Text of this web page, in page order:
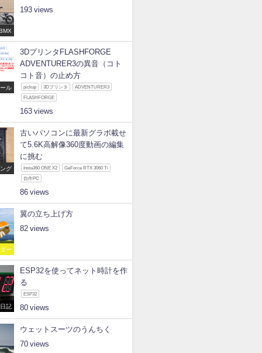
193
ル
3DプリンタFLASHFORGE
ADVENTURER3の異音（コト
コト音）の止め方
pickup 3Dプリンタ ADVENTURER3
FLASHFORGE
163
グ
古いパソコンに最新グラボ載せ
て5.6K高解像360度動画の編集
に挑む
Insta360 ONE X2 GeForce RTX 3060 Ti
自作PC
86
ー
翼の立ち上げ方
82
記
ESP32を使ってネット時計を作
る
ESP32
80
ウェットスーツのうんちく
70